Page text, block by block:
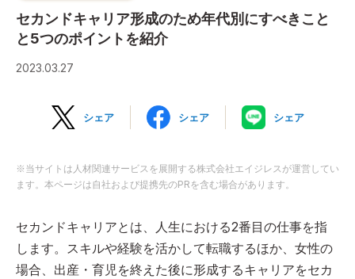
セカンドキャリア形成のため年代別にすべきこと
と5つのポイントを紹介
2023.03.27
シェア シェア シェア
※当サイトは人材関連サービスを展開する株式会社エイジレスが運営してい
ます。本ページは自社および提携先のPRを含む場合があります。
セカンドキャリアとは、人生における2番目の仕事を指
します。スキルや経験を活かして転職するほか、女性の
場合、出産・育児を終えた後に形成するキャリアをセカ